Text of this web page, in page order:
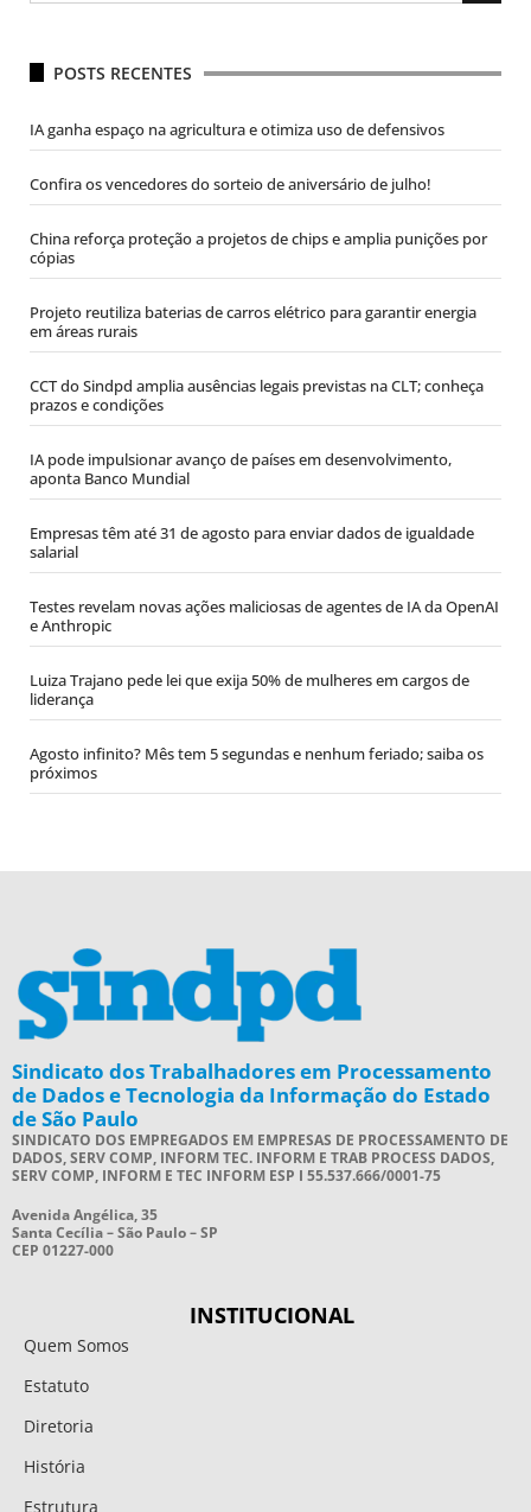
POSTS RECENTES
IA ganha espaço na agricultura e otimiza uso de defensivos
Confira os vencedores do sorteio de aniversário de julho!
China reforça proteção a projetos de chips e amplia punições por
cópias
Projeto reutiliza baterias de carros elétrico para garantir energia
em áreas rurais
CCT do Sindpd amplia ausências legais previstas na CLT; conheça
prazos e condições
IA pode impulsionar avanço de países em desenvolvimento,
aponta Banco Mundial
Empresas têm até 31 de agosto para enviar dados de igualdade
salarial
Testes revelam novas ações maliciosas de agentes de IA da OpenAI
e Anthropic
Luiza Trajano pede lei que exija 50% de mulheres em cargos de
liderança
Agosto infinito? Mês tem 5 segundas e nenhum feriado; saiba os
próximos
Sindicato dos Trabalhadores em Processamento
de Dados e Tecnologia da Informação do Estado
de São Paulo
SINDICATO DOS EMPREGADOS EM EMPRESAS DE PROCESSAMENTO DE
DADOS, SERV COMP, INFORM TEC. INFORM E TRAB PROCESS DADOS,
SERV COMP, INFORM E TEC INFORM ESP I 55.537.666/0001-75
Avenida Angélica, 35
Santa Cecília – São Paulo – SP
CEP 01227-000
INSTITUCIONAL
Quem Somos
Estatuto
Diretoria
História
Estrutura